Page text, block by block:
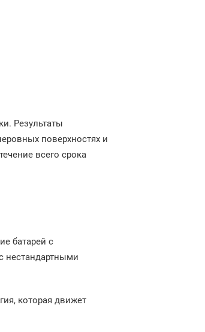
Результаты
поверхностях и
всего срока
батарей с
нестандартными
которая движет